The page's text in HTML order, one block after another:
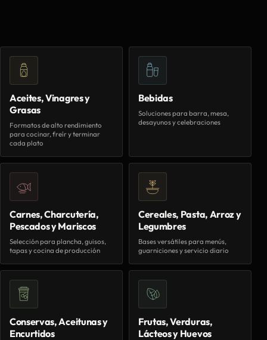
Aceites, Vinagres y
Grasas
Formatos de alto rendimiento
para cocinar, freír y terminar
cada plato
Bebidas
Soluciones para barra, mesa,
desayunos y celebraciones
Carnes, Charcutería,
Pescados y Mariscos
Selección para plancha, guisos,
tapas y cocina de producción
Cereales, Pasta, Arroz y
Legumbres
Bases versátiles para menús,
guarniciones y servicio diario
Conservas, Aceitunas y
Encurtidos
Frutas, Verduras,
Lácteos y Huevos